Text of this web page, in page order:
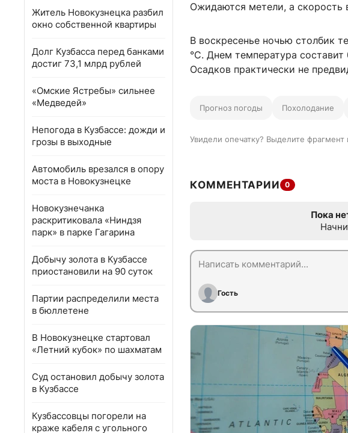
Житель Новокузнецка разбил
окно собственной квартиры
Долг Кузбасса перед банками
достиг 73,1 млрд рублей
«Омские Ястребы» сильнее
«Медведей»
Непогода в Кузбассе: дожди и
грозы в выходные
Автомобиль врезался в опору
моста в Новокузнецке
Новокузнечанка
раскритиковала «Ниндзя
парк» в парке Гагарина
Добычу золота в Кузбассе
приостановили на 90 суток
Партии распределили места
в бюллетене
В Новокузнецке стартовал
«Летний кубок» по шахматам
Суд остановил добычу золота
в Кузбассе
Кузбассовцы погорели на
краже кабеля с угольного
Ожидаются метели, а скорость
В воскресенье ночью столбик
°C. Днем температура
Осадков практически не
Прогноз погоды Похолодание
Увидели опечатку? Выделите
КОММЕНТАРИИ 0
Пока
Гость